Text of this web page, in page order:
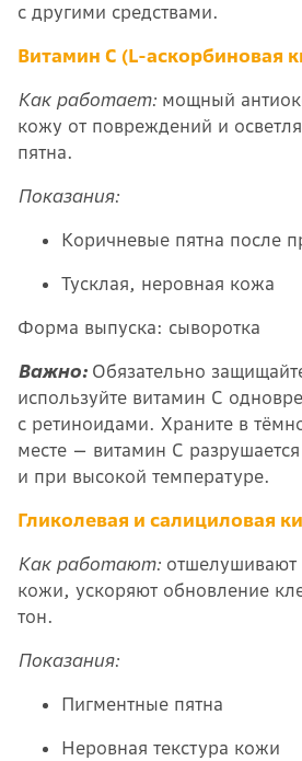
с другими средствами.
Витамин С (L-аскорбиновая
Как работает: мощный
кожу от повреждений и
пятна.
Показания:
Коричневые пятна после
Тусклая, неровная кожа
Форма выпуска: сыворотка
Важно: Обязательно
используйте витамин C
с ретиноидами. Храните в
месте — витамин С разрушается
и при высокой температуре.
Гликолевая и салициловая
Как работают: отшелушивают
кожи, ускоряют обновление
тон.
Показания:
Пигментные пятна
Неровная текстура кожи